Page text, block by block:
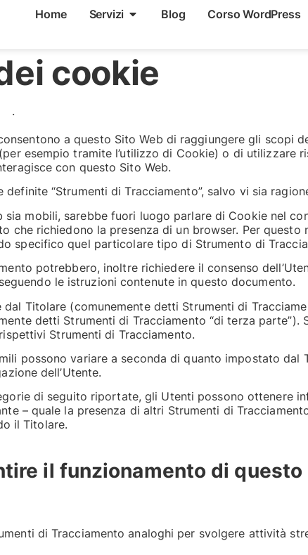
Home Servizi Blog Corso WordPress
cookie
.
a questo Sito Web di raggiungere gli scopi
esempio tramite l’utilizzo di Cookie) o di utilizzare
con questo Sito Web.
“Strumenti di Tracciamento”, salvo vi sia
mobili, sarebbe fuori luogo parlare di Cookie nel
richiedono la presenza di un browser. Per questo
specifico quel particolare tipo di Strumento di
potrebbero, inoltre richiedere il consenso
le istruzioni contenute in questo documento.
Titolare (comunemente detti Strumenti di
detti Strumenti di Tracciamento “di terza parte”).
Strumenti di Tracciamento.
possono variare a seconda di quanto impostato dal
dell’Utente.
di seguito riportate, gli Utenti possono ottenere
– quale la presenza di altri Strumenti di
il Titolare.
il funzionamento di questo
di Tracciamento analoghi per svolgere attività